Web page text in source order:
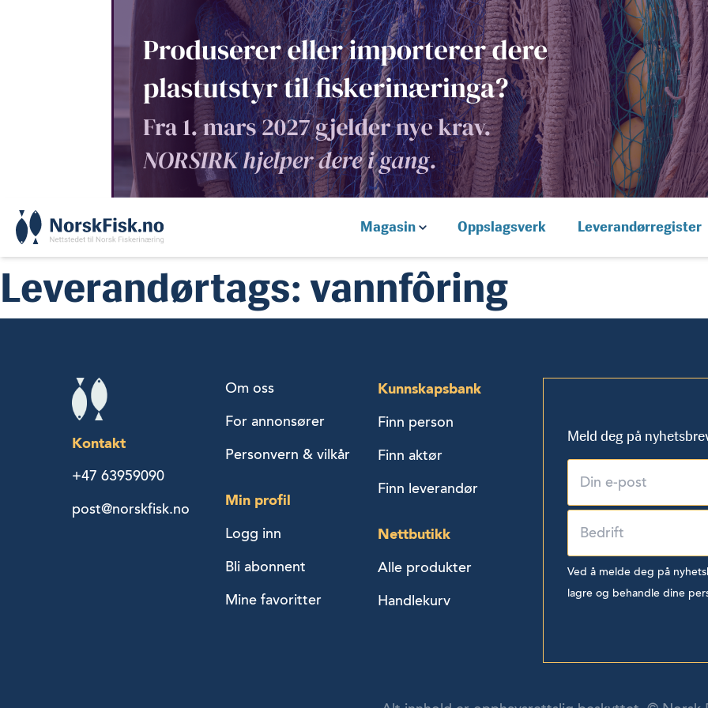
Magasin Oppslagsverk Leverandørregister
Leverandørtags: vannfôring
Kontakt
+47 63959090
post@norskfisk.no
Om oss
For annonsører
Personvern & vilkår
Min profil
Logg inn
Bli abonnent
Mine favoritter
Kunnskapsbank
Finn person
Finn aktør
Finn leverandør
Nettbutikk
Alle produkter
Handlekurv
Meld deg på
Ved å melde deg på
lagre og behandle dine